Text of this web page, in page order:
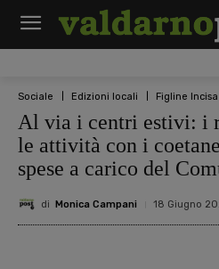
Sociale Edizioni locali Figline
Al via i centri estivi: i
le attività con i
spese a carico del
di Monica Campani 18 Giugno